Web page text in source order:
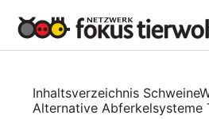
Inhaltsverzeichnis
Alternative Abferkelsysteme